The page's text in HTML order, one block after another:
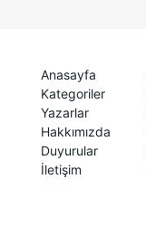
Anasayfa
Kategoriler
Yazarlar
Hakkımızda
Duyurular
İletişim